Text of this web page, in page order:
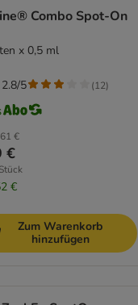
Combo Spot-On
x 0,5 ml
€
€
€
5 (12)
Zum Warenkorb
hinzufügen